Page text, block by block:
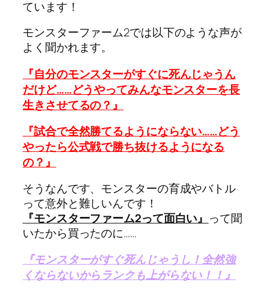
ています！
モンスターファーム2では以下のような声が
よく聞かれます。
『自分のモンスターがすぐに死んじゃうん
だけど……どうやってみんなモンスターを長
生きさせてるの？』
『試合で全然勝てるようにならない……どう
やったら公式戦で勝ち抜けるようになる
の？』
そうなんです、モンスターの育成やバトル
って意外と難しいんです！
『モンスターファーム2って面白い』 って聞
いたから買ったのに……
『モンスターがすぐ死んじゃうし！全然強
くならないからランクも上がらない！！』